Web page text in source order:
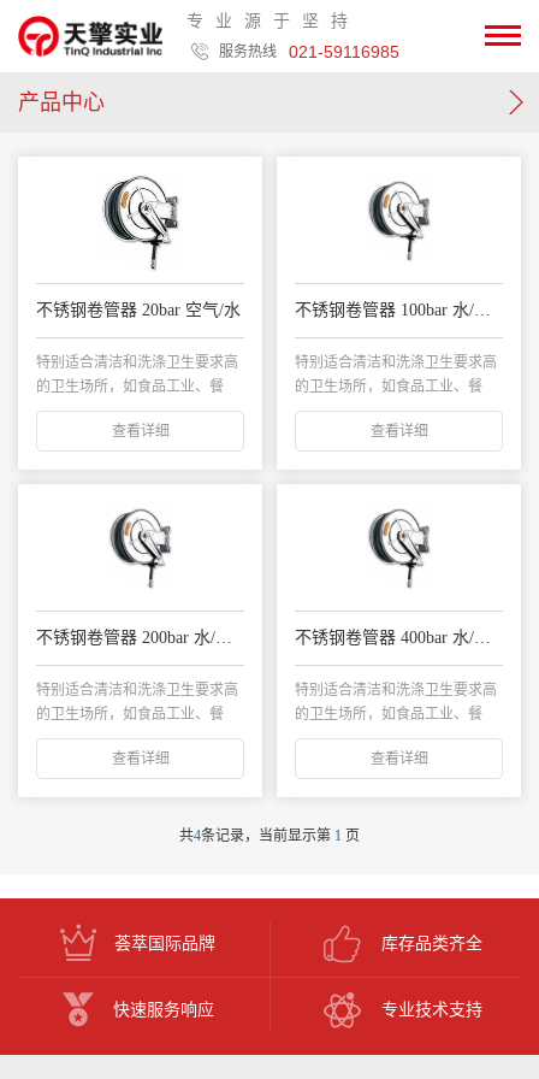
专业源于坚持
服务热线 021-59116985
产品中心
不锈钢卷管器 20bar 空气/水
特别适合清洁和洗涤卫生要求高
的卫生场所，如食品工业、餐
馆、卫生场所等。...
查看详细
不锈钢卷管器 100bar 水/热水
特别适合清洁和洗涤卫生要求高
的卫生场所，如食品工业、餐
馆、卫生场所等...
查看详细
不锈钢卷管器 200bar 水/热水
特别适合清洁和洗涤卫生要求高
的卫生场所，如食品工业、餐
馆、卫生场所等...
查看详细
不锈钢卷管器 400bar 水/热水
特别适合清洁和洗涤卫生要求高
的卫生场所，如食品工业、餐
馆、卫生场所等...
查看详细
共4条记录，当前显示第 1 页
荟萃国际品牌 库存品类齐全
快速服务响应 专业技术支持